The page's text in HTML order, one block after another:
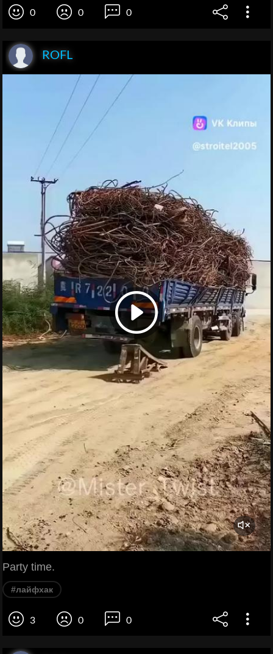
0 0 0
ROFL
Party time.
#лайфхак
3 0 0